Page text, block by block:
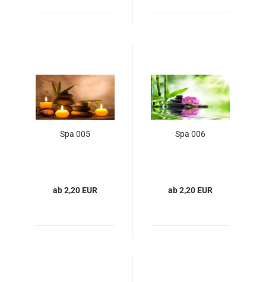
Spa 005
ab 2,20 EUR
Spa 006
ab 2,20 EUR